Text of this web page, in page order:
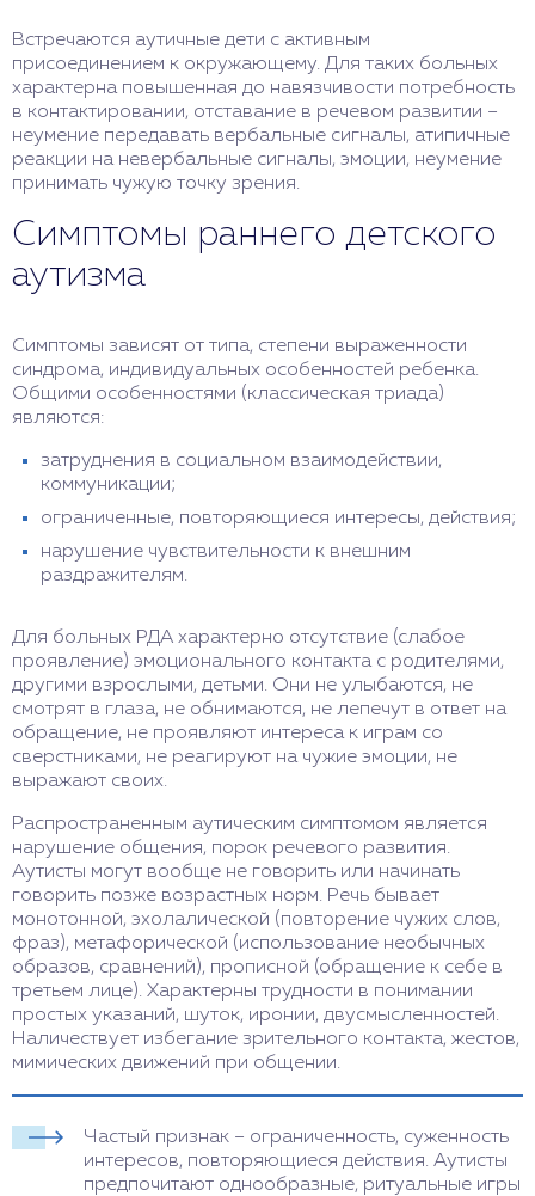
Встречаются аутичные дети с активным
присоединением к окружающему. Для таких больных
характерна повышенная до навязчивости потребность
в контактировании, отставание в речевом развитии –
неумение передавать вербальные сигналы, атипичные
реакции на невербальные сигналы, эмоции, неумение
принимать чужую точку зрения.
Симптомы раннего детского
аутизма
Симптомы зависят от типа, степени выраженности
синдрома, индивидуальных особенностей ребенка.
Общими особенностями (классическая триада)
являются:
затруднения в социальном взаимодействии,
коммуникации;
ограниченные, повторяющиеся интересы, действия;
нарушение чувствительности к внешним
раздражителям.
Для больных РДА характерно отсутствие (слабое
проявление) эмоционального контакта с родителями,
другими взрослыми, детьми. Они не улыбаются, не
смотрят в глаза, не обнимаются, не лепечут в ответ на
обращение, не проявляют интереса к играм со
сверстниками, не реагируют на чужие эмоции, не
выражают своих.
Распространенным аутическим симптомом является
нарушение общения, порок речевого развития.
Аутисты могут вообще не говорить или начинать
говорить позже возрастных норм. Речь бывает
монотонной, эхолалической (повторение чужих слов,
фраз), метафорической (использование необычных
образов, сравнений), прописной (обращение к себе в
третьем лице). Характерны трудности в понимании
простых указаний, шуток, иронии, двусмысленностей.
Наличествует избегание зрительного контакта, жестов,
мимических движений при общении.
Частый признак – ограниченность, суженность
интересов, повторяющиеся действия. Аутисты
предпочитают однообразные, ритуальные игры